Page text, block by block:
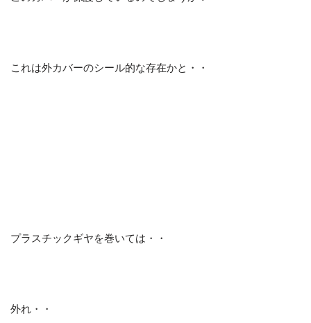
これは外カバーのシール的な存在かと・・
プラスチックギヤを巻いては・・
外れ・・